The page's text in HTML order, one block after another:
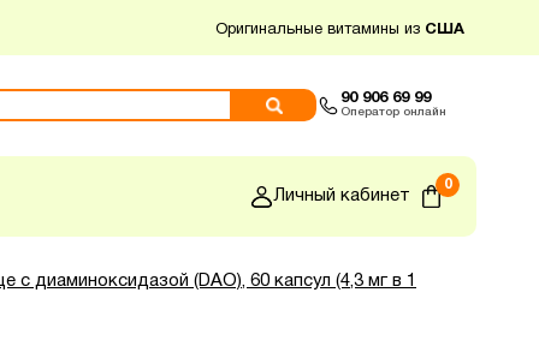
Оригинальные витамины из США
90 906 69 99
Оператор онлайн
Личный кабинет
0
диаминоксидазой (DAO), 60 капсул (4,3 мг в 1